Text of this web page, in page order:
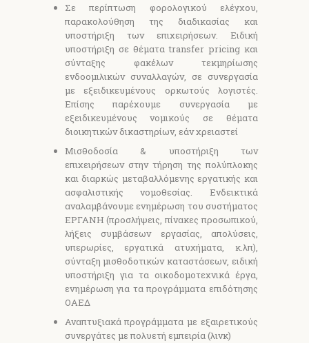
Σε περίπτωση φορολογικού ελέγχου,
παρακολούθηση της διαδικασίας και
υποστήριξη των επιχειρήσεων. Ειδική
υποστήριξη σε θέματα transfer pricing και
σύνταξης φακέλων τεκμηρίωσης
ενδοομιλικών συναλλαγών, σε συνεργασία
με εξειδικευμένους ορκωτούς λογιστές.
Επίσης παρέχουμε συνεργασία με
εξειδικευμένους νομικούς σε θέματα
διοικητικών δικαστηρίων, εάν χρειαστεί
Μισθοδοσία & υποστήριξη των
επιχειρήσεων στην τήρηση της πολύπλοκης
και διαρκώς μεταβαλλόμενης εργατικής και
ασφαλιστικής νομοθεσίας. Ενδεικτικά
αναλαμβάνουμε ενημέρωση του συστήματος
ΕΡΓΑΝΗ (προσλήψεις, πίνακες προσωπικού,
λήξεις συμβάσεων εργασίας, απολύσεις,
υπερωρίες, εργατικά ατυχήματα, κ.λπ),
σύνταξη μισθοδοτικών καταστάσεων, ειδική
υποστήριξη για τα οικοδομοτεχνικά έργα,
ενημέρωση για τα προγράμματα επιδότησης
ΟΑΕΔ
Αναπτυξιακά προγράμματα με εξαιρετικούς
συνεργάτες με πολυετή εμπειρία (λινκ)